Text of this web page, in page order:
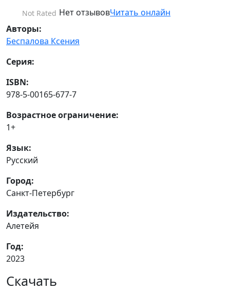
Not Rated Нет отзывовЧитать онлайн
Авторы:
Беспалова Ксения
Серия:
ISBN:
978-5-00165-677-7
Возрастное ограничение:
1+
Язык:
Русский
Город:
Санкт-Петербург
Издательство:
Алетейя
Год:
2023
Скачать